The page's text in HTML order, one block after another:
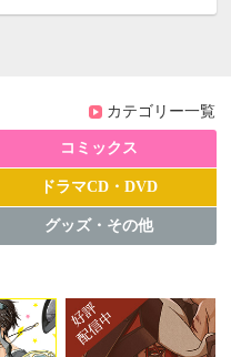
カテゴリー一覧
コミックス
ドラマCD・DVD
グッズ・その他